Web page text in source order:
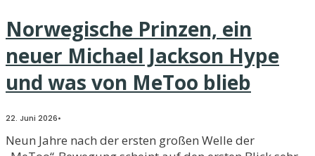
Norwegische Prinzen, ein
neuer Michael Jackson Hype
und was von MeToo blieb
22. Juni 2026•
Neun Jahre nach der ersten großen Welle der